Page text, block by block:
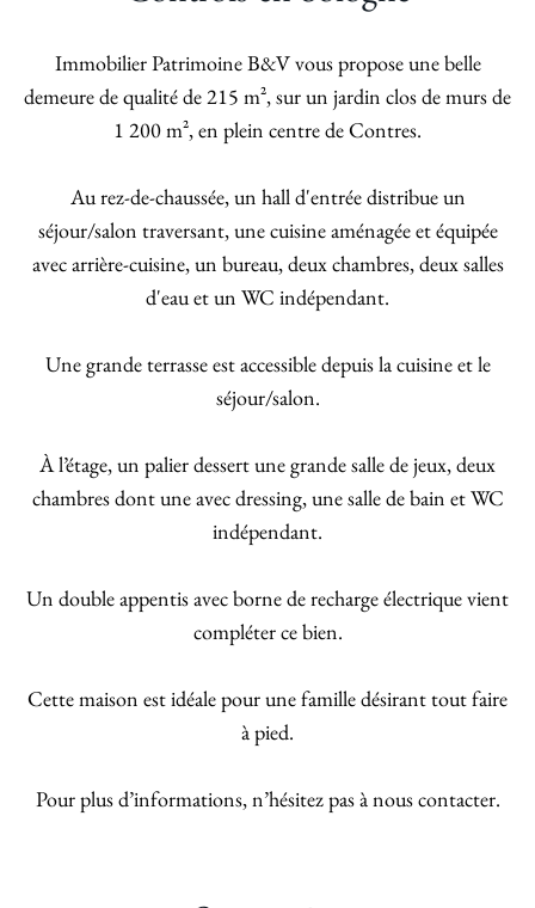
Immobilier Patrimoine B&V vous propose une belle
demeure de qualité de 215 m², sur un jardin clos de murs de
1 200 m², en plein centre de Contres.
Au rez-de-chaussée, un hall d'entrée distribue un
séjour/salon traversant, une cuisine aménagée et équipée
avec arrière-cuisine, un bureau, deux chambres, deux salles
d'eau et un WC indépendant.
Une grande terrasse est accessible depuis la cuisine et le
séjour/salon.
À l’étage, un palier dessert une grande salle de jeux, deux
chambres dont une avec dressing, une salle de bain et WC
indépendant.
Un double appentis avec borne de recharge électrique vient
compléter ce bien.
Cette maison est idéale pour une famille désirant tout faire
à pied.
Pour plus d’informations, n’hésitez pas à nous contacter.